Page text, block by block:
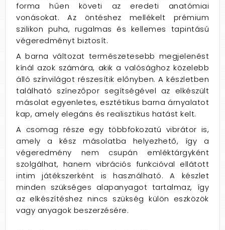
forma hűen követi az eredeti anatómiai
vonásokat. Az öntéshez mellékelt prémium
szilikon puha, rugalmas és kellemes tapintású
végeredményt biztosít.
A barna változat természetesebb megjelenést
kínál azok számára, akik a valósághoz közelebb
álló színvilágot részesítik előnyben. A készletben
található színezőpor segítségével az elkészült
másolat egyenletes, esztétikus barna árnyalatot
kap, amely elegáns és realisztikus hatást kelt.
A csomag része egy többfokozatú vibrátor is,
amely a kész másolatba helyezhető, így a
végeredmény nem csupán emléktárgyként
szolgálhat, hanem vibrációs funkcióval ellátott
intim játékszerként is használható. A készlet
minden szükséges alapanyagot tartalmaz, így
az elkészítéshez nincs szükség külön eszközök
vagy anyagok beszerzésére.